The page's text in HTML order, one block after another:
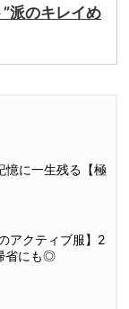
派のキレイめ
憶に一生残る【極
アクティブ服】2
省にも◎